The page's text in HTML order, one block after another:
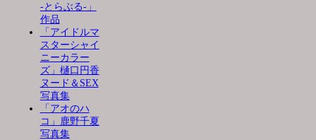
-とらぶる-」
作品
「アイドルマ
スターシャイ
ニーカラー
ズ」樋口円香
ヌード＆SEX
写真集
「アオのハ
コ」鹿野千夏
写真集